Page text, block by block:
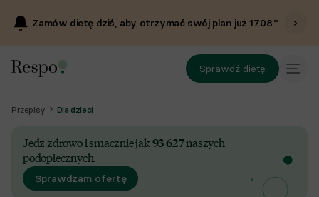
Zamów dietę dziś, aby otrzymać swój plan już17.08.*
Sprawdź dietę
Przepisy Dla dzieci
Jedz zdrowo i smacznie jak93 627naszych
podopiecznych.
Sprawdzam ofertę